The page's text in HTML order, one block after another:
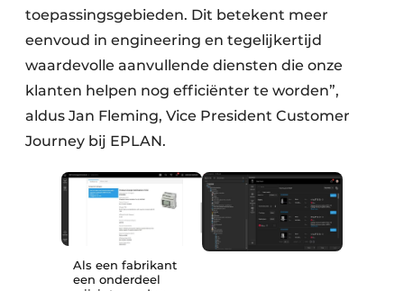
toepassingsgebieden. Dit betekent meer
eenvoud in engineering en tegelijkertijd
waardevolle aanvullende diensten die onze
klanten helpen nog efficiënter te worden”,
aldus Jan Fleming, Vice President Customer
Journey bij EPLAN.
Als een fabrikant
een onderdeel